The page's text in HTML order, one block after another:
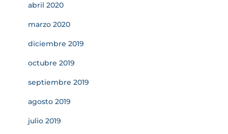
abril 2020
marzo 2020
diciembre 2019
octubre 2019
septiembre 2019
agosto 2019
julio 2019